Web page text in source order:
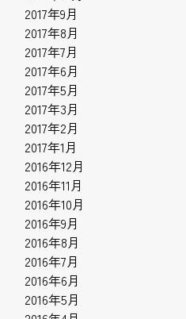
2017年9月
2017年8月
2017年7月
2017年6月
2017年5月
2017年3月
2017年2月
2017年1月
2016年12月
2016年11月
2016年10月
2016年9月
2016年8月
2016年7月
2016年6月
2016年5月